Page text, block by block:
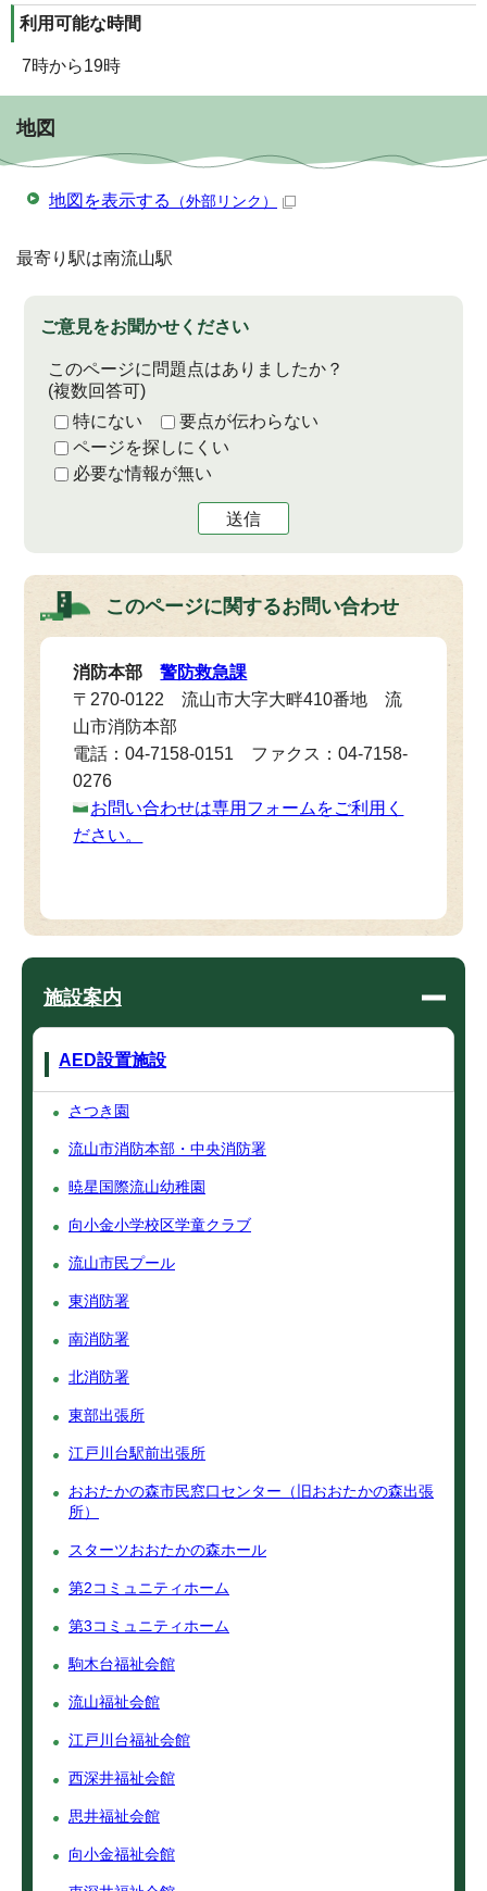
利用可能な時間
7時から19時
地図
地図を表示する （外部リンク）
最寄り駅は南流山駅
ご意見をお聞かせください
このページに問題点はありましたか？
(複数回答可)
特にない
要点が伝わらない
ページを探しにくい
必要な情報が無い
送信
このページに関するお問い合わせ
消防本部警防救急課
〒270-0122 流山市大字大畔410番地 流
山市消防本部
電話：04-7158-0151 ファクス：04-7158-
0276
お問い合わせは専用フォームをご利用く
ださい。
施設案内
AED設置施設
さつき園
流山市消防本部・中央消防署
暁星国際流山幼稚園
向小金小学校区学童クラブ
流山市民プール
東消防署
南消防署
北消防署
東部出張所
江戸川台駅前出張所
おおたかの森市民窓口センター（旧おおたかの森出張
所）
スターツおおたかの森ホール
第2コミュニティホーム
第3コミュニティホーム
駒木台福祉会館
流山福祉会館
江戸川台福祉会館
西深井福祉会館
思井福祉会館
向小金福祉会館